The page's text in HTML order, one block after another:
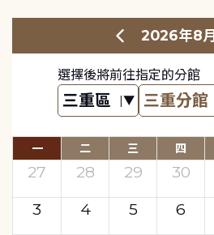
2026年8月
選擇後將前往指定的分館
一 二 三 四
27 28 29 30
3
4 5 6